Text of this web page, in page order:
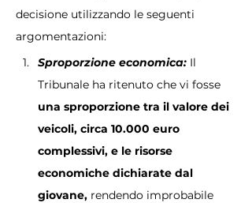
decisione utilizzando le seguenti
argomentazioni:
Sproporzione economica: Il
Tribunale ha ritenuto che vi fosse
una sproporzione tra il valore dei
veicoli, circa 10.000 euro
complessivi, e le risorse
economiche dichiarate dal
giovane, rendendo improbabile